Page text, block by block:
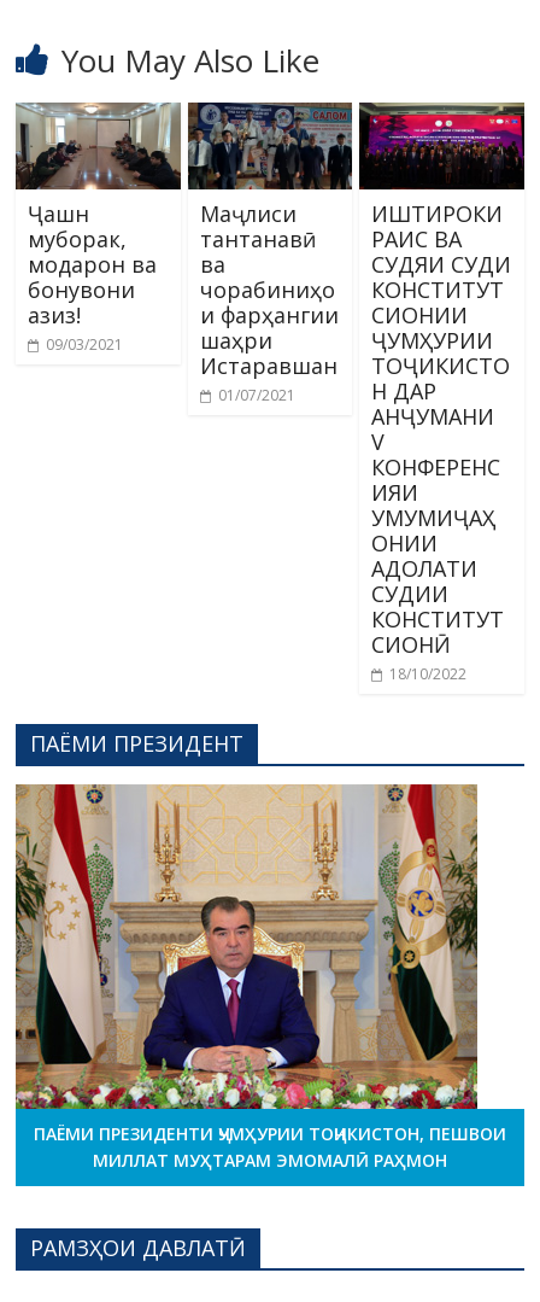
You May Also Like
Ҷашн
муборак,
модарон ва
бонувони
азиз!
09/03/2021
Маҷлиси
тантанавӣ
ва
чорабиниҳо
и фарҳангии
шаҳри
Истаравшан
01/07/2021
ИШТИРОКИ
РАИС ВА
СУДЯИ СУДИ
КОНСТИТУТ
СИОНИИ
ҶУМҲУРИИ
ТОҶИКИСТО
Н ДАР
АНҶУМАНИ
V
КОНФЕРЕНС
ИЯИ
УМУМИҶАҲ
ОНИИ
АДОЛАТИ
СУДИИ
КОНСТИТУТ
СИОНӢ
18/10/2022
ПАЁМИ ПРЕЗИДЕНТ
ПАЁМИ ПРЕЗИДЕНТИ ҶУМҲУРИИ ТОҶИКИСТОН, ПЕШВОИ
МИЛЛАТ МУҲТАРАМ ЭМОМАЛӢ РАҲМОН
РАМЗҲОИ ДАВЛАТӢ